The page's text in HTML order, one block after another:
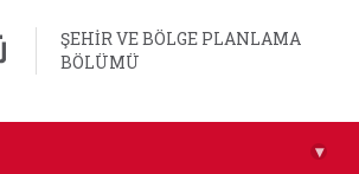
ŞEHİR VE BÖLGE PLANLAMA
BÖLÜMÜ
▾